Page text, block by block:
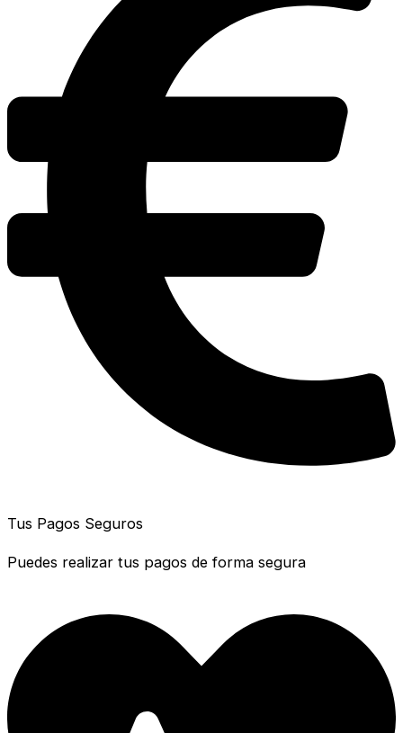
Tus Pagos Seguros
Puedes realizar tus pagos de forma segura